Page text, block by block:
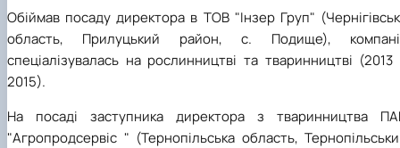
Обіймав посаду директора в ТОВ "Інзер Груп"
область, Прилуцький район, с. Подище),
спеціалізувалась на рослинництві та тваринництві (2013
2015).
На посаді заступника директора з тваринництва
"Агропродсервіс " (Тернопільська область,